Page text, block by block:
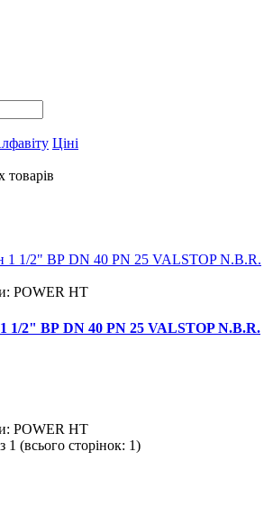
Ціні
POWER HT
1/2" ВР DN 40 PN 25 VALSTOP N.B.R.
POWER HT
1 (всього сторінок: 1)